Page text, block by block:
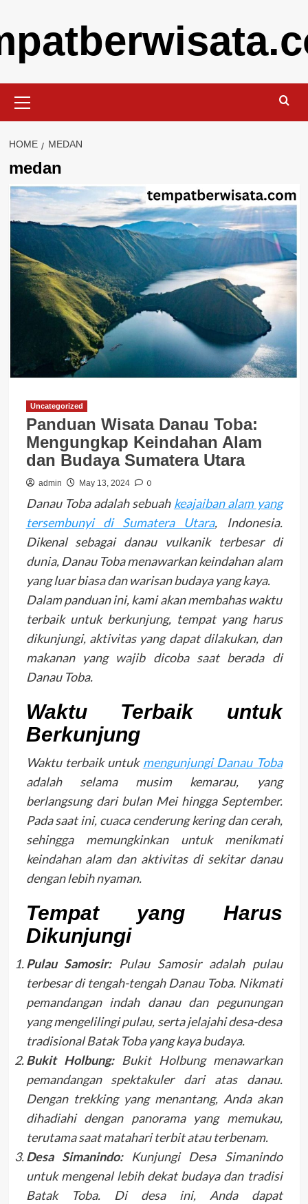
content
Menu
HOME MEDAN
medan
Uncategorized
Panduan Wisata Danau Toba:
Mengungkap Keindahan Alam
dan Budaya Sumatera Utara
admin May 13, 2024 0
Danau Toba adalah sebuah keajaiban alam yang
tersembunyi di Sumatera Utara, Indonesia.
Dikenal sebagai danau vulkanik terbesar di
dunia, Danau Toba menawarkan keindahan alam
yang luar biasa dan warisan budaya yang kaya.
Dalam panduan ini, kami akan membahas waktu
terbaik untuk berkunjung, tempat yang harus
dikunjungi, aktivitas yang dapat dilakukan, dan
makanan yang wajib dicoba saat berada di
Danau Toba.
Waktu Terbaik untuk
Berkunjung
Waktu terbaik untuk mengunjungi Danau Toba
adalah selama musim kemarau, yang
berlangsung dari bulan Mei hingga September.
Pada saat ini, cuaca cenderung kering dan cerah,
sehingga memungkinkan untuk menikmati
keindahan alam dan aktivitas di sekitar danau
dengan lebih nyaman.
Tempat yang Harus
Dikunjungi
Pulau Samosir:Pulau Samosir adalah pulau
terbesar di tengah-tengah Danau Toba. Nikmati
pemandangan indah danau dan pegunungan
yang mengelilingi pulau, serta jelajahi desa-desa
tradisional Batak Toba yang kaya budaya.
Bukit Holbung:Bukit Holbung menawarkan
pemandangan spektakuler dari atas danau.
Dengan trekking yang menantang, Anda akan
dihadiahi dengan panorama yang memukau,
terutama saat matahari terbit atau terbenam.
Desa Simanindo:Kunjungi Desa Simanindo
untuk mengenal lebih dekat budaya dan tradisi
Batak Toba. Di desa ini, Anda dapat